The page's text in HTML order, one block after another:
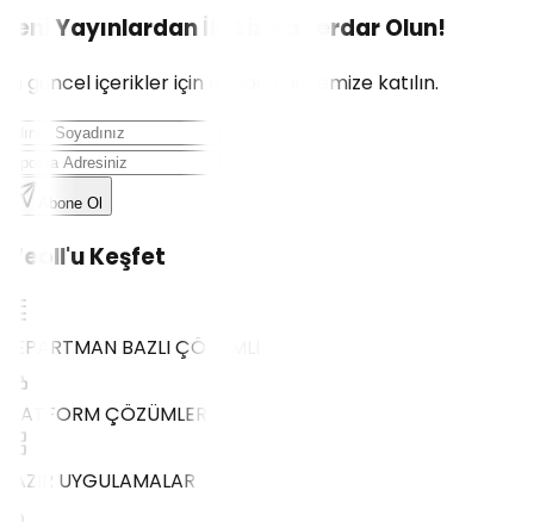
Yeni Yayınlardan İlk Siz Haberdar Olun!
En güncel içerikler için e-posta listemize katılın.
Abone Ol
Weoll'u Keşfet
DEPARTMAN BAZLI ÇÖZÜMLER
PLATFORM ÇÖZÜMLERİ
HAZIR UYGULAMALAR